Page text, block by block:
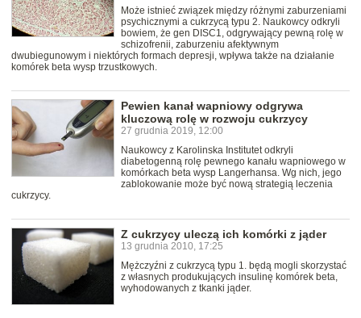
Może istnieć związek między różnymi zaburzeniami
psychicznymi a cukrzycą typu 2. Naukowcy odkryli
bowiem, że gen DISC1, odgrywający pewną rolę w
schizofrenii, zaburzeniu afektywnym
dwubiegunowym i niektórych formach depresji, wpływa także na działanie
komórek beta wysp trzustkowych.
Pewien kanał wapniowy odgrywa
kluczową rolę w rozwoju cukrzycy
27 grudnia 2019, 12:00
Naukowcy z Karolinska Institutet odkryli
diabetogenną rolę pewnego kanału wapniowego w
komórkach beta wysp Langerhansa. Wg nich, jego
zablokowanie może być nową strategią leczenia
cukrzycy.
Z cukrzycy uleczą ich komórki z jąder
13 grudnia 2010, 17:25
Mężczyźni z cukrzycą typu 1. będą mogli skorzystać
z własnych produkujących insulinę komórek beta,
wyhodowanych z tkanki jąder.